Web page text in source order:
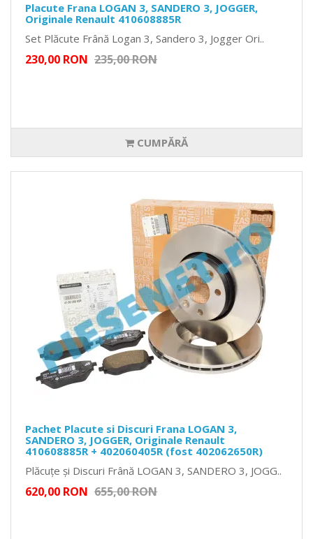
Placute Frana LOGAN 3, SANDERO 3, JOGGER,
Originale Renault 410608885R
Set Plăcute Frână Logan 3, Sandero 3, Jogger Ori..
230,00 RON 235,00 RON
CUMPĂRĂ
Pachet Placute si Discuri Frana LOGAN 3,
SANDERO 3, JOGGER, Originale Renault
410608885R + 402060405R (fost 402062650R)
Plăcuțe și Discuri Frână LOGAN 3, SANDERO 3, JOGG..
620,00 RON 655,00 RON